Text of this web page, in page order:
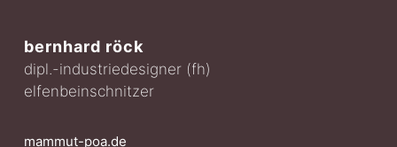
bernhard röck
dipl.-industriedesigner (fh)
elfenbeinschnitzer
mammut-poa.de